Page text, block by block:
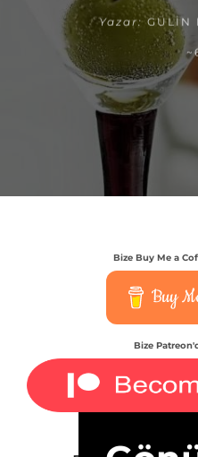
Yazar: GÜLIN
Bize Buy Me a
Buy
Bize